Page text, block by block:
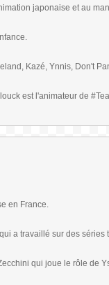
japonaise et au
Kazé, Ynnis, Don't
est l'animateur de
en France.
a travaillé sur des séries
qui joue le rôle de